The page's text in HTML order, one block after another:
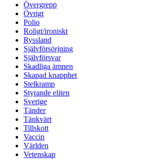
Övergrepp
Övrigt
Polio
Roligt/ironiskt
Ryssland
Självförsörjning
Självförsvar
Skadliga ämnen
Skapad knapphet
Stelkramp
Styrande eliten
Sverige
Tänder
Tänkvärt
Tillskott
Vaccin
Världen
Vetenskap